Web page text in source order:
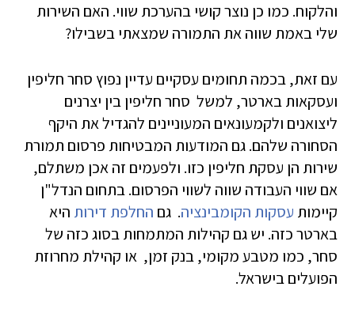
והלקוח. כמו כן נוצר קושי בהערכת שווי. האם השירות
שלי באמת שווה את התמורה שמצאתי בשבילו?
עם זאת, בכמה תחומים עסקיים עדיין נפוץ סחר חליפין
ועסקאות בארטר, למשל סחר חליפין בין יצרנים
ליצואנים ולקמעונאים המעוניינים להגדיל את היקף
הסחורה שלהם. גם המודעות המבטיחות פרסום תמורת
שירות הן עסקת חליפין כזו. ולפעמים זה אכן משתלם,
אם שווי העבודה שווה לשווי הפרסום. בתחום הנדל"ן
קיימות עסקות הקומבינציה. גם החלפת דירות היא
בארטר כזה. יש גם קהילות המתמחות בסוג כזה של
סחר, כמו מטבע מקומי, בנק זמן, או קהילת מחרוזת
הפועלים בישראל.